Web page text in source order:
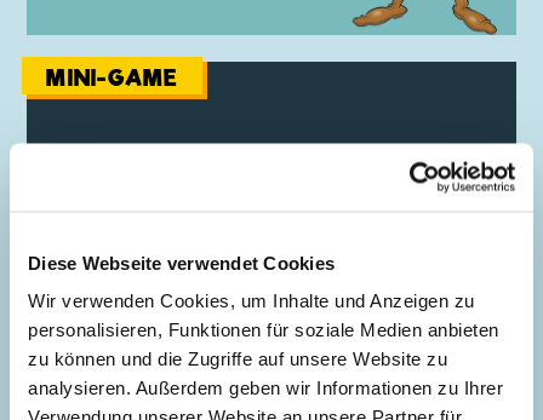
Diese Webseite verwendet Cookies
Wir verwenden Cookies, um Inhalte und Anzeigen zu
personalisieren, Funktionen für soziale Medien anbieten
zu können und die Zugriffe auf unsere Website zu
analysieren. Außerdem geben wir Informationen zu Ihrer
MINI-GAME